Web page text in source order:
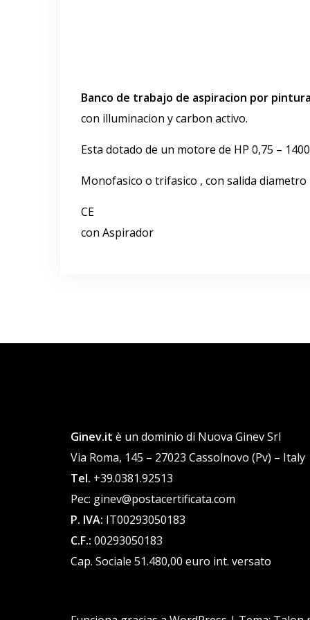
Banco de trabajo de aspiracion por
con illuminacion y carbon activo.
Esta dotado de un motore de HP 0,75 –
Monofasico o trifasico , con salida diametro
CE
con Aspirador
Ginev.it è un dominio di Nuova Ginev Srl
Via Roma, 145 – 27023 Cassolnovo (Pv) – Italy
Tel. +39.0381.92513
Pec: ginev@postacertificata.com
P. IVA: IT00293050183
C.F.: 00293050183
Cap. Sociale 51.480,00 euro int. versato